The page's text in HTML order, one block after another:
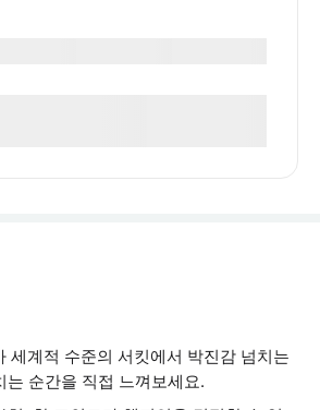
세계적 수준의 서킷에서 박진감 넘치는
는 순간을 직접 느껴보세요.